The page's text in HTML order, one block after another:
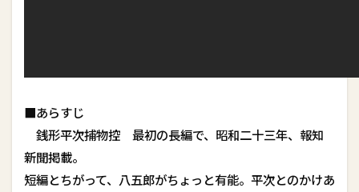
■あらすじ
銭形平次捕物控 最初の長編で、昭和二十三年、報知
新聞掲載。
短編とちがって、八五郎がちょっと有能。平次とのかけあ